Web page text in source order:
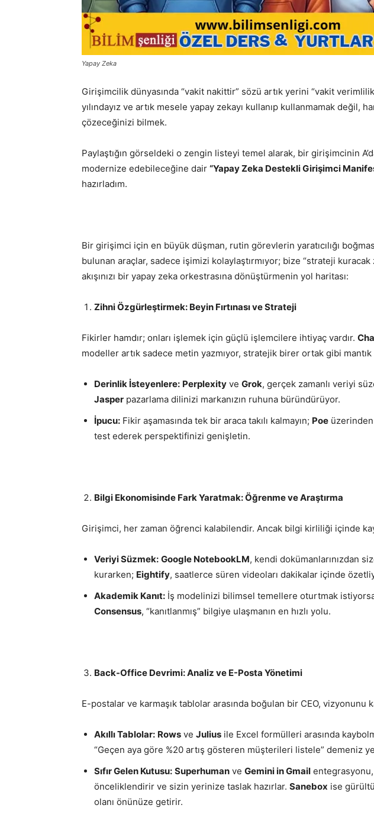
Yapay Zeka
Girişimcilik dünyasında “vakit nakittir” sözü artık yerini “vakit
yılındayız ve artık mesele yapay zekayı kullanıp kullanmamak değil,
çözeceğinizi bilmek.
Paylaştığın görseldeki o zengin listeyi temel alarak, bir girişimcinin
modernize edebileceğine dair “Yapay Zeka Destekli Girişimci
hazırladım.
Bir girişimci için en büyük düşman, rutin görevlerin yaratıcılığı
bulunan araçlar, sadece işimizi kolaylaştırmıyor; bize “strateji kuracak
akışınızı bir yapay zeka orkestrasına dönüştürmenin yol haritası:
Zihni Özgürleştirmek: Beyin Fırtınası ve Strateji
Fikirler hamdır; onları işlemek için güçlü işlemcilere ihtiyaç vardır.
modeller artık sadece metin yazmıyor, stratejik birer ortak gibi
Derinlik İsteyenlere: Perplexity ve Grok, gerçek zamanlı veriyi
Jasper pazarlama dilinizi markanızın ruhuna büründürüyor.
İpucu: Fikir aşamasında tek bir araca takılı kalmayın; Poe üzerinden
test ederek perspektifinizi genişletin.
Bilgi Ekonomisinde Fark Yaratmak: Öğrenme ve Araştırma
Girişimci, her zaman öğrenci kalabilendir. Ancak bilgi kirliliği içinde
Veriyi Süzmek: Google NotebookLM, kendi dokümanlarınızdan
kurarken; Eightify, saatlerce süren videoları dakikalar içinde
Akademik Kanıt: İş modelinizi bilimsel temellere oturtmak
Consensus, “kanıtlanmış” bilgiye ulaşmanın en hızlı yolu.
Back-Office Devrimi: Analiz ve E-Posta Yönetimi
E-postalar ve karmaşık tablolar arasında boğulan bir CEO, vizyonunu
Akıllı Tablolar: Rows ve Julius ile Excel formülleri arasında
“Geçen aya göre %20 artış gösteren müşterileri listele” demeniz
Sıfır Gelen Kutusu: Superhuman ve Gemini in Gmail entegrasyonu,
önceliklendirir ve sizin yerinize taslak hazırlar. Sanebox ise
olanı önünüze getirir.